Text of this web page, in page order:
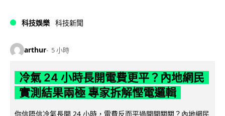
科技娛樂 科技新聞
arthur 5 小時
冷氣 24 小時長開電費更平？內地網民
實測結果兩極 專家拆解慳電邏輯
你信唔信冷氣長開 24 小時，電費反而平過開開關關？內地網民